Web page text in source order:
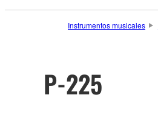
Instrumentos musicales
P-225